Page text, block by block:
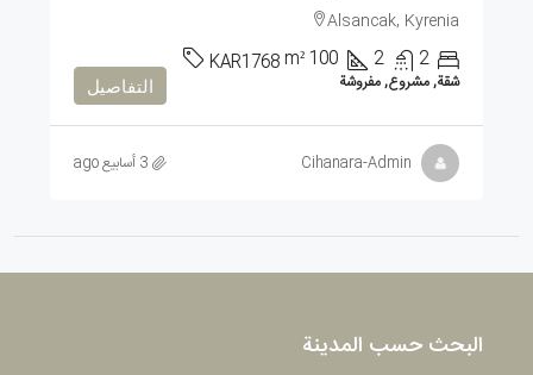
Alsancak, Kyrenia
2
2
100
m²
KAR1768
شقة, مشروع, مفروشة التفاصيل
Cihanara-Admin 3 أسابيع ago
البحث حسب المدينة